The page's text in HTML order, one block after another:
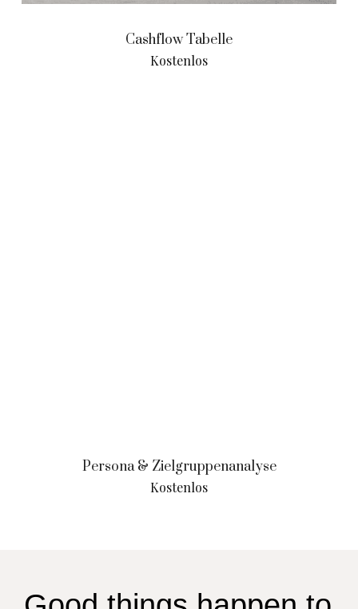
Cashflow Tabelle
Kostenlos
Persona & Zielgruppenanalyse
Kostenlos